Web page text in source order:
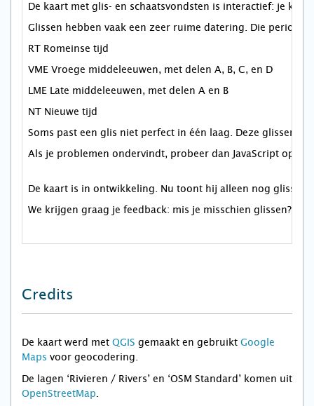
De kaart met glis- en schaatsvondsten is interactief: je
Glissen hebben vaak een zeer ruime datering. Die
RT Romeinse tijd
VME Vroege middeleeuwen, met delen A, B, C, en D
LME Late middeleeuwen, met delen A en B
NT Nieuwe tijd
Soms past een glis niet perfect in één laag. Deze glissen
Als je problemen ondervindt, probeer dan JavaScript
De kaart is in ontwikkeling. Nu toont hij alleen nog
We krijgen graag je feedback: mis je misschien glissen?
Credits
De kaart werd met QGIS gemaakt en gebruikt Google
Maps voor geocodering.
De lagen ‘Rivieren / Rivers’ en ‘OSM Standard’ komen uit
OpenStreetMap